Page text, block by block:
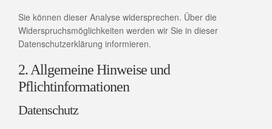
Sie können dieser Analyse widersprechen. Über die
Widerspruchsmöglichkeiten werden wir Sie in dieser
Datenschutzerklärung informieren.
2. Allgemeine Hinweise und
Pflichtinformationen
Datenschutz